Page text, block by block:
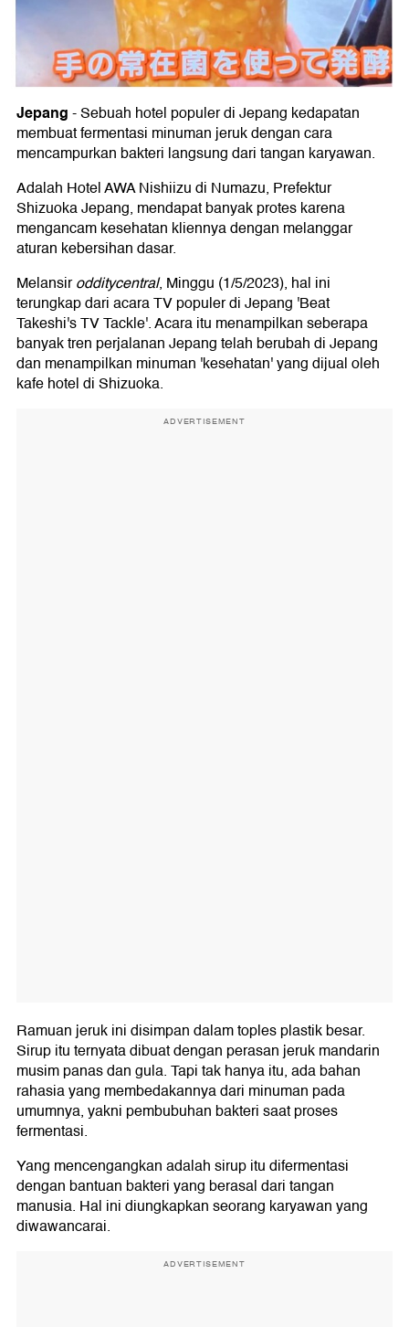
Jepang-Sebuah hotel populer di Jepang kedapatan
membuat fermentasi minuman jeruk dengan cara
mencampurkan bakteri langsung dari tangan karyawan.
Adalah Hotel AWA Nishiizu di Numazu, Prefektur
Shizuoka Jepang, mendapat banyak protes karena
mengancam kesehatan kliennya dengan melanggar
aturan kebersihan dasar.
Melansirodditycentral, Minggu (1/5/2023), hal ini
terungkap dari acara TV populer di Jepang 'Beat
Takeshi's TV Tackle'. Acara itu menampilkan seberapa
banyak tren perjalanan Jepang telah berubah di Jepang
dan menampilkan minuman 'kesehatan' yang dijual oleh
kafe hotel di Shizuoka.
ADVERTISEMENT
Ramuan jeruk ini disimpan dalam toples plastik besar.
Sirup itu ternyata dibuat dengan perasan jeruk mandarin
musim panas dan gula. Tapi tak hanya itu, ada bahan
rahasia yang membedakannya dari minuman pada
umumnya, yakni pembubuhan bakteri saat proses
fermentasi.
Yang mencengangkan adalah sirup itu difermentasi
dengan bantuan bakteri yang berasal dari tangan
manusia. Hal ini diungkapkan seorang karyawan yang
diwawancarai.
ADVERTISEMENT